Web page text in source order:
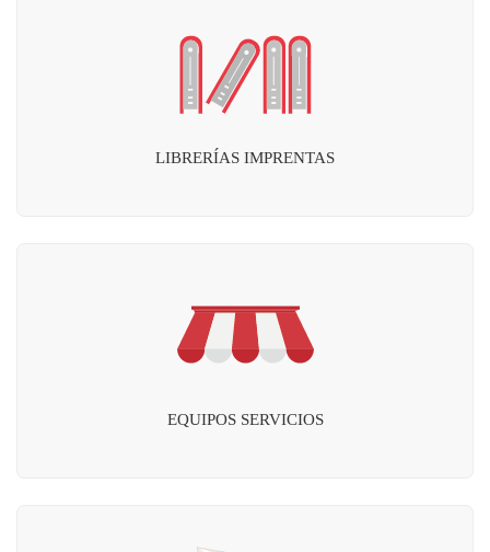
LIBRERÍAS IMPRENTAS
EQUIPOS SERVICIOS